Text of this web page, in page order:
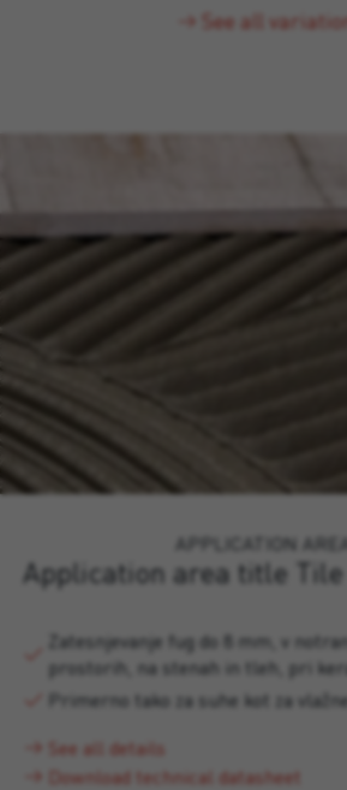
See all
APPLICATION
Application area title
Zatesnjevanje fug do 8 mm, v
prostorih, na stenah in tleh, pri
Primerno tako za suhe kot za
See all details
Download technical datasheet